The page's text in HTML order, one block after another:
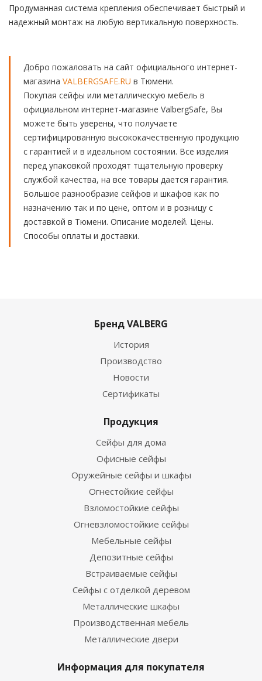
Продуманная система крепления обеспечивает быстрый и
надежный монтаж на любую вертикальную поверхность.
Добро пожаловать на сайт официального интернет-
магазина VALBERGSAFE.RU в Тюмени.
Покупая сейфы или металлическую мебель в
официальном интернет-магазине ValbergSafe, Вы
можете быть уверены, что получаете
сертифицированную высококачественную продукцию
с гарантией и в идеальном состоянии. Все изделия
перед упаковкой проходят тщательную проверку
службой качества, на все товары дается гарантия.
Большое разнообразие сейфов и шкафов как по
назначению так и по цене, оптом и в розницу с
доставкой в Тюмени. Описание моделей. Цены.
Способы оплаты и доставки.
Бренд VALBERG
История
Производство
Новости
Сертификаты
Продукция
Сейфы для дома
Офисные сейфы
Оружейные сейфы и шкафы
Огнестойкие сейфы
Взломостойкие сейфы
Огневзломостойкие сейфы
Мебельные сейфы
Депозитные сейфы
Встраиваемые сейфы
Сейфы с отделкой деревом
Металлические шкафы
Производственная мебель
Металлические двери
Информация для покупателя